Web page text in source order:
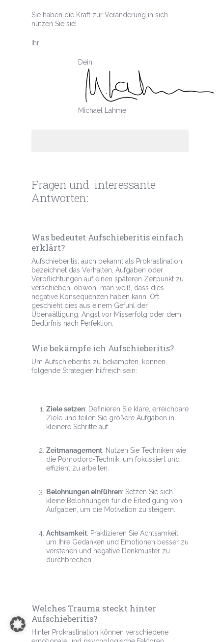
Sie haben die Kraft zur Veränderung in sich –
nutzen Sie sie!
Ihr
Dein
Michael Lahme
Fragen und interessante
Antworten:
Was bedeutet Aufschieberitis einfach
erklärt?
Aufschieberitis, auch bekannt als Prokrastination,
bezeichnet das Verhalten, Aufgaben oder
Verpflichtungen auf einen späteren Zeitpunkt zu
verschieben, obwohl man weiß, dass dies
negative Konsequenzen haben kann. Oft
geschieht dies aus einem Gefühl der
Überwältigung, Angst vor Misserfolg oder dem
Bedürfnis nach Perfektion.
Wie bekämpfe ich Aufschieberitis?
Um Aufschieberitis zu bekämpfen, können
folgende Strategien hilfreich sein:
Ziele setzen: Definieren Sie klare, erreichbare
Ziele und teilen Sie größere Aufgaben in
kleinere Schritte auf.
Zeitmanagement: Nutzen Sie Techniken wie
die Pomodoro-Technik, um fokussiert und
effizient zu arbeiten.
Belohnungen einführen: Setzen Sie sich
kleine Belohnungen für die Erledigung von
Aufgaben, um die Motivation zu steigern.
Achtsamkeit: Praktizieren Sie Achtsamkeit,
um Ihre Gedanken und Emotionen besser zu
verstehen und negative Denkmuster zu
durchbrechen.
Welches Trauma steckt hinter
Aufschieberitis?
Hinter Prokrastination können verschiedene